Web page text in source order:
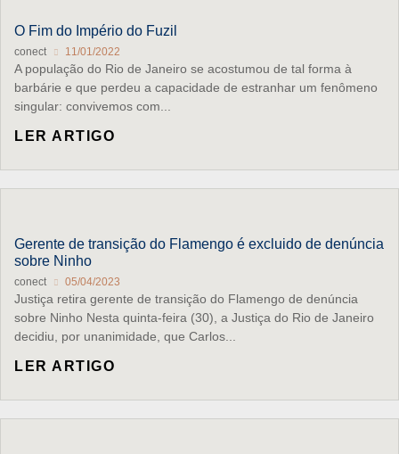
O Fim do Império do Fuzil
conect 11/01/2022
A população do Rio de Janeiro se acostumou de tal forma à
barbárie e que perdeu a capacidade de estranhar um fenômeno
singular: convivemos com...
LER ARTIGO
Gerente de transição do Flamengo é excluido de denúncia
sobre Ninho
conect 05/04/2023
Justiça retira gerente de transição do Flamengo de denúncia
sobre Ninho Nesta quinta-feira (30), a Justiça do Rio de Janeiro
decidiu, por unanimidade, que Carlos...
LER ARTIGO